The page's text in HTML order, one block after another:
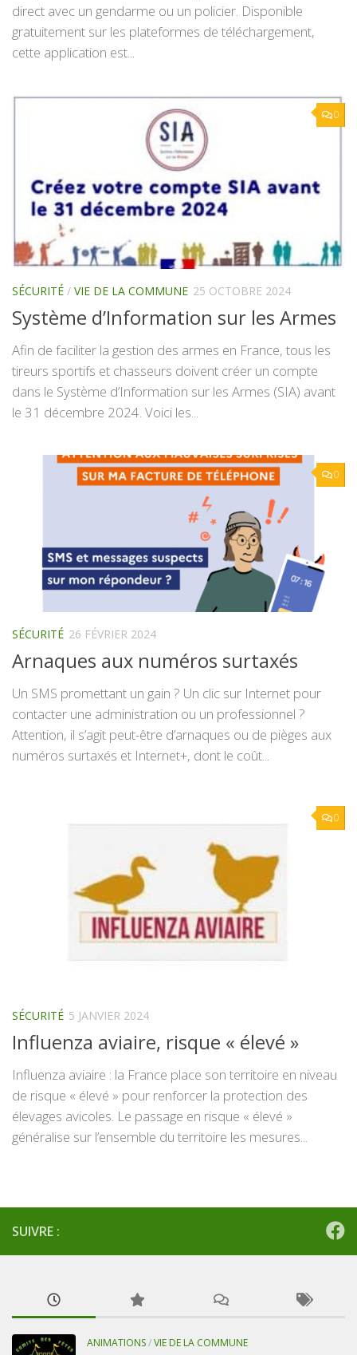
direct avec un gendarme ou un policier. Disponible
gratuitement sur les plateformes de téléchargement,
cette application est...
0
SÉCURITÉ / VIE DE LA COMMUNE 25 OCTOBRE 2024
Système d’Information sur les Armes
Afin de faciliter la gestion des armes en France, tous les
tireurs sportifs et chasseurs doivent créer un compte
dans le Système d’Information sur les Armes (SIA) avant
le 31 décembre 2024. Voici les...
0
SÉCURITÉ 26 FÉVRIER 2024
Arnaques aux numéros surtaxés
Un SMS promettant un gain ? Un clic sur Internet pour
contacter une administration ou un professionnel ?
Attention, il s’agit peut-être d’arnaques ou de pièges aux
numéros surtaxés et Internet+, dont le coût...
0
SÉCURITÉ 5 JANVIER 2024
Influenza aviaire, risque « élevé »
Influenza aviaire : la France place son territoire en niveau
de risque « élevé » pour renforcer la protection des
élevages avicoles. Le passage en risque « élevé »
généralise sur l’ensemble du territoire les mesures...
SUIVRE :
ANIMATIONS/VIE DE LA COMMUNE